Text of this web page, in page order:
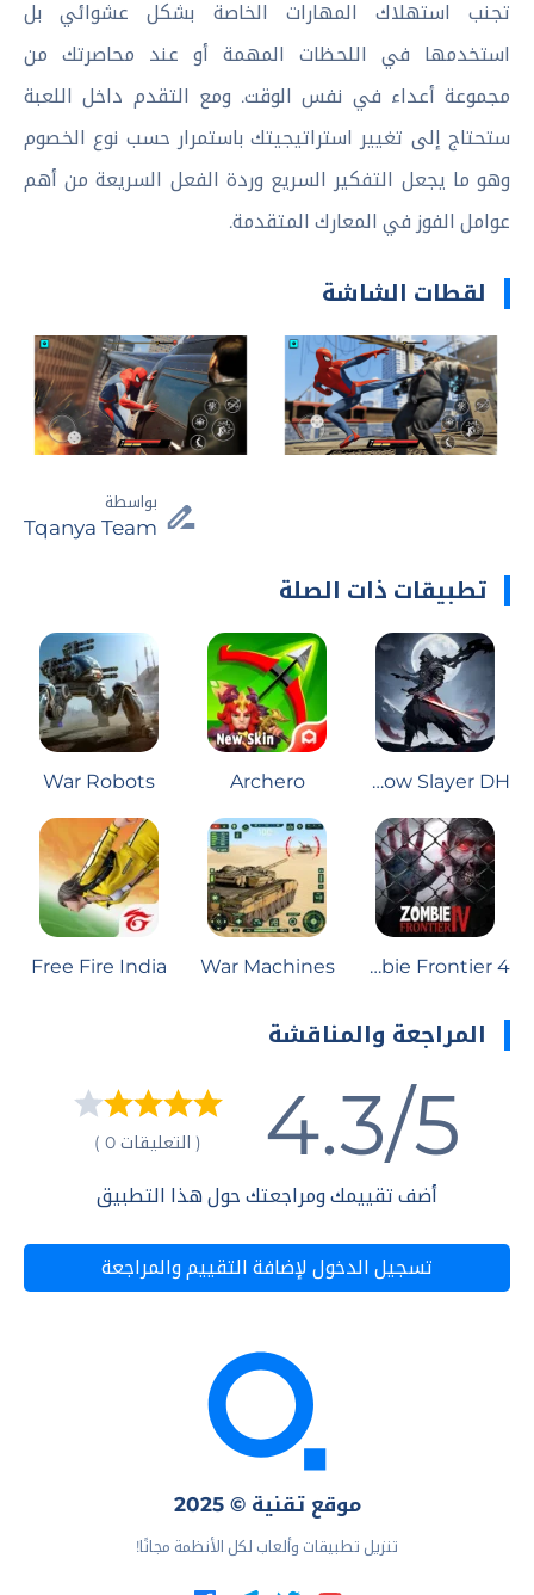
تجنب استهلاك المهارات الخاصة بشكل عشوائي بل
استخدمها في اللحظات المهمة أو عند محاصرتك من
مجموعة أعداء في نفس الوقت. ومع التقدم داخل اللعبة
ستحتاج إلى تغيير استراتيجيتك باستمرار حسب نوع الخصوم
وهو ما يجعل التفكير السريع وردة الفعل السريعة من أهم
عوامل الفوز في المعارك المتقدمة.
لقطات الشاشة
بواسطة
Tqanya Team
تطبيقات ذات الصلة
Shadow Slayer DH
Archero
War Robots
Zombie Frontier 4
War Machines
Free Fire India
المراجعة والمناقشة
4.3/5 ( التعليقات 0 )
أضف تقييمك ومراجعتك حول هذا التطبيق
تسجيل الدخول لإضافة التقييم والمراجعة
موقع تقنية © 2025
تنزيل تطبيقات وألعاب لكل الأنظمة مجانًا!